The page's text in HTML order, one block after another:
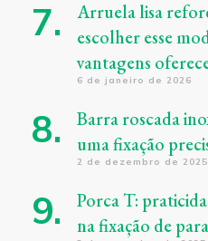
Arruela lisa
escolher esse
vantagens
6 de janeiro de 2026
Barra roscada
uma fixação
2 de dezembro de 2025
Porca T:
na fixação de